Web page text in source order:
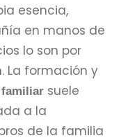
esencia,
en manos de
lo son por
La formación y
suele
a la
de la familia